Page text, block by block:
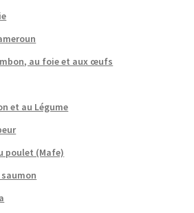
au foie et aux œufs
et au Légume
poulet (Mafe)